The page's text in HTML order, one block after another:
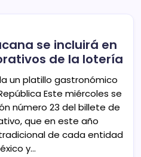
se incluirá en
de la lotería
un platillo gastronómico
Este miércoles se
número 23 del billete de
que en este año
de cada entidad
y…